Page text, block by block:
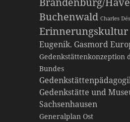
Buchenwald Charles
Erinnerungskultur
Eugenik. Gasmord
Gedenkstättenkonzeption
Bundes
Gedenkstätte und
Sachsenhausen
Generalplan Ost